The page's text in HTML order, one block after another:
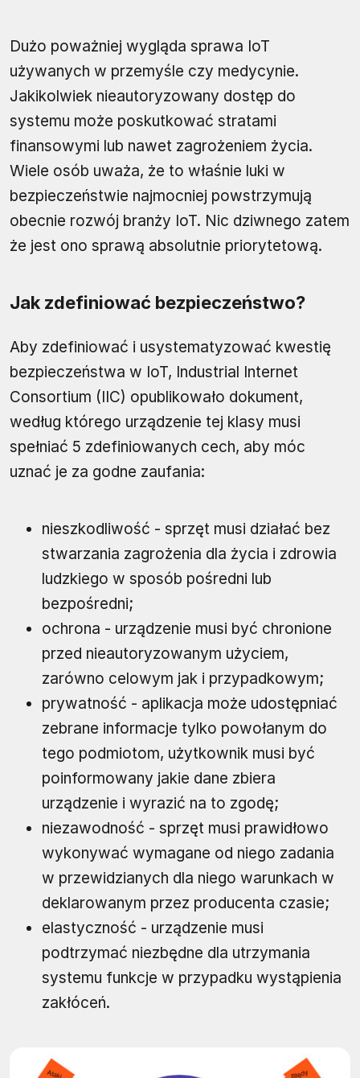
Dużo poważniej wygląda sprawa IoT
używanych w przemyśle czy medycynie.
Jakikolwiek nieautoryzowany dostęp do
systemu może poskutkować stratami
finansowymi lub nawet zagrożeniem życia.
Wiele osób uważa, że to właśnie luki w
bezpieczeństwie najmocniej powstrzymują
obecnie rozwój branży IoT. Nic dziwnego zatem
że jest ono sprawą absolutnie priorytetową.
Jak zdefiniować bezpieczeństwo?
Aby zdefiniować i usystematyzować kwestię
bezpieczeństwa w IoT, Industrial Internet
Consortium (IIC) opublikowało dokument,
według którego urządzenie tej klasy musi
spełniać 5 zdefiniowanych cech, aby móc
uznać je za godne zaufania:
nieszkodliwość - sprzęt musi działać bez
stwarzania zagrożenia dla życia i zdrowia
ludzkiego w sposób pośredni lub
bezpośredni;
ochrona - urządzenie musi być chronione
przed nieautoryzowanym użyciem,
zarówno celowym jak i przypadkowym;
prywatność - aplikacja może udostępniać
zebrane informacje tylko powołanym do
tego podmiotom, użytkownik musi być
poinformowany jakie dane zbiera
urządzenie i wyrazić na to zgodę;
niezawodność - sprzęt musi prawidłowo
wykonywać wymagane od niego zadania
w przewidzianych dla niego warunkach w
deklarowanym przez producenta czasie;
elastyczność - urządzenie musi
podtrzymać niezbędne dla utrzymania
systemu funkcje w przypadku wystąpienia
zakłóceń.